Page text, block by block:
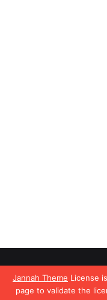
Jannah Theme License
page to validate the